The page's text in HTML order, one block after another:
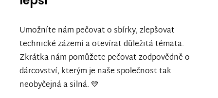
Umožníte nám pečovat o sbírky, zlepšovat
technické zázemí a otevírat důležitá témata.
Zkrátka nám pomůžete pečovat zodpovědně o
dárcovství, kterým je naše společnost tak
neobyčejná a silná. 💛